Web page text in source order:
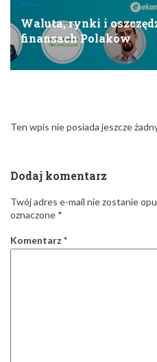
Waluta, rynki i
finansach Polaków
Ten wpis nie posiada jeszcze
Dodaj komentarz
Twój adres e-mail nie zostanie
oznaczone *
Komentarz *